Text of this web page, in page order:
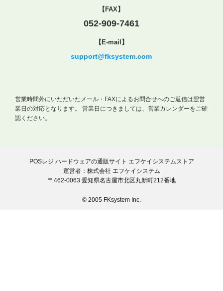
【FAX】
052-909-7461
【E-mail】
support@fksystem.com
営業時間外にいただいたメール・FAXによるお問合せへのご返信は翌営
業日の対応となります。
営業日につきましては、営業カレンダーをご確
認ください。
POSレジ ハードウェアの通販サイト エフケイシステムストア
運営者：株式会社 エフケイシステム
〒462-0063 愛知県名古屋市北区丸新町212番地
© 2005 FKsystem Inc.